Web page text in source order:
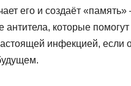
его и создаёт «память»
антитела, которые помогут
инфекцией, если